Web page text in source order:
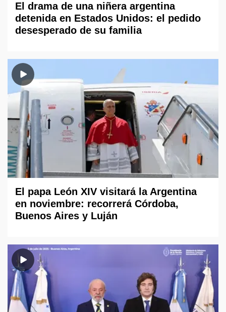
El drama de una niñera argentina
detenida en Estados Unidos: el pedido
desesperado de su familia
El papa León XIV visitará la Argentina
en noviembre: recorrerá Córdoba,
Buenos Aires y Luján